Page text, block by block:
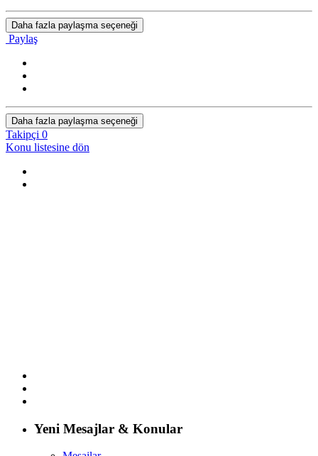
Daha fazla paylaşma seçeneği
Paylaş
Daha fazla paylaşma seçeneği
Takipçi 0
Konu listesine dön
Yeni Mesajlar & Konular